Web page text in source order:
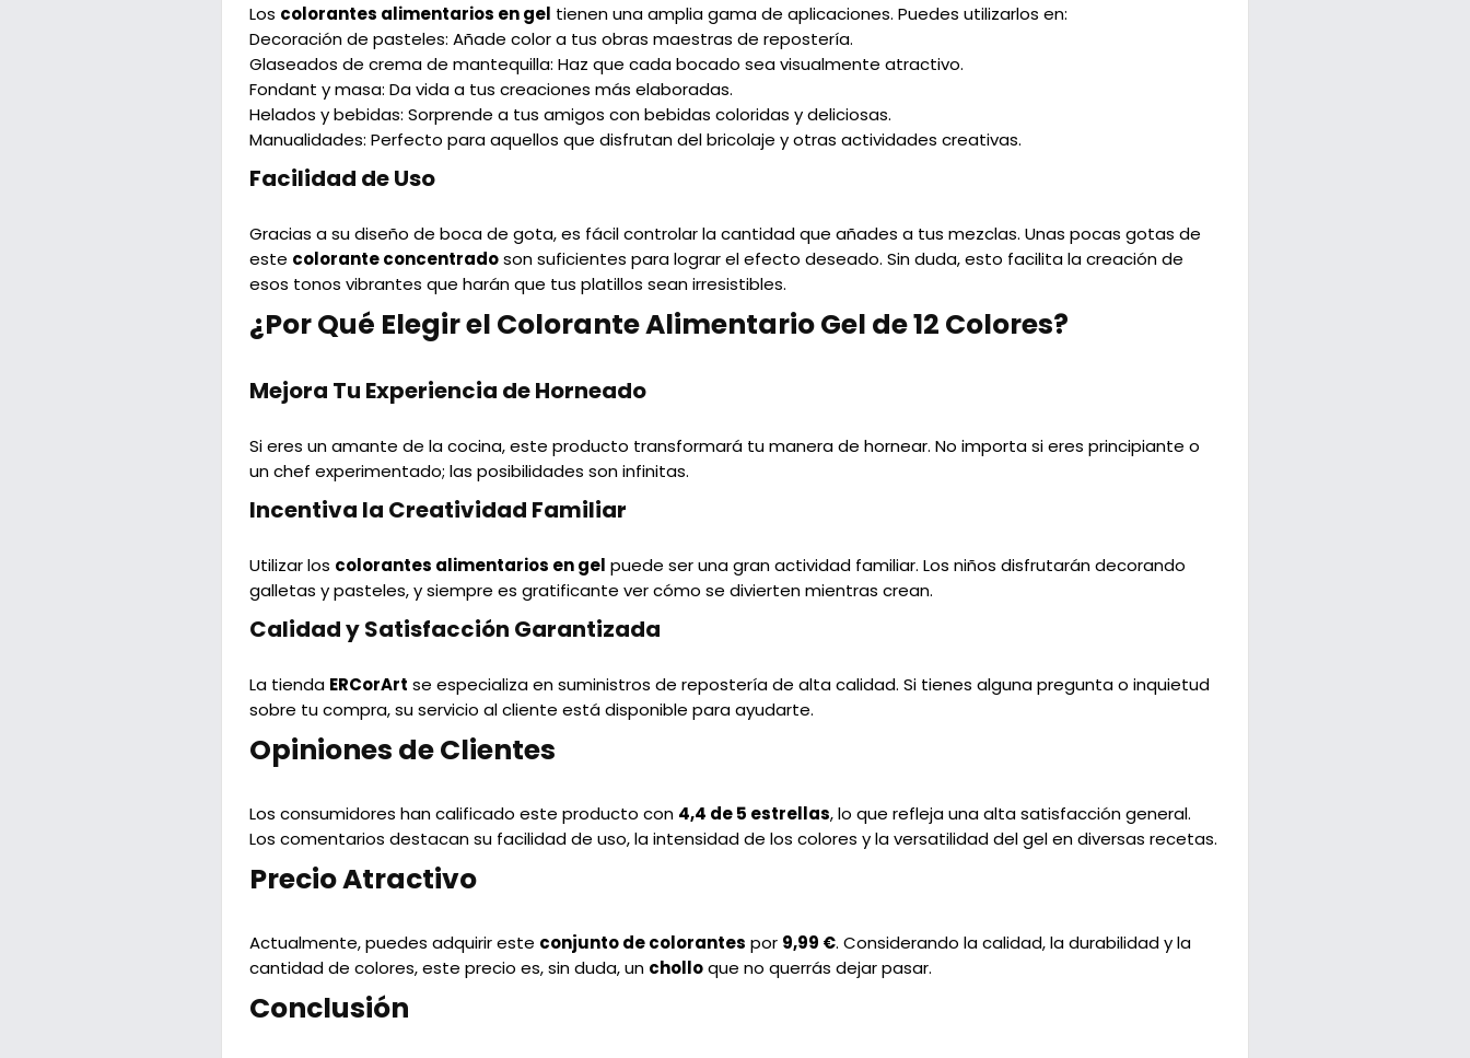
Los colorantes alimentarios en gel tienen una amplia gama de aplicaciones. Puedes utilizarlos en:
Decoración de pasteles: Añade color a tus obras maestras de repostería.
Glaseados de crema de mantequilla: Haz que cada bocado sea visualmente atractivo.
Fondant y masa: Da vida a tus creaciones más elaboradas.
Helados y bebidas: Sorprende a tus amigos con bebidas coloridas y deliciosas.
Manualidades: Perfecto para aquellos que disfrutan del bricolaje y otras actividades creativas.
Facilidad de Uso
Gracias a su diseño de boca de gota, es fácil controlar la cantidad que añades a tus mezclas. Unas pocas gotas de
este colorante concentradoson suficientes para lograr el efecto deseado. Sin duda, esto facilita la creación de
esos tonos vibrantes que harán que tus platillos sean irresistibles.
¿Por Qué Elegir el Colorante Alimentario Gel de 12 Colores?
Mejora Tu Experiencia de Horneado
Si eres un amante de la cocina, este producto transformará tu manera de hornear. No importa si eres principiante o
un chef experimentado; las posibilidades son infinitas.
Incentiva la Creatividad Familiar
Utilizar los colorantes alimentarios en gel puede ser una gran actividad familiar. Los niños disfrutarán decorando
galletas y pasteles, y siempre es gratificante ver cómo se divierten mientras crean.
Calidad y Satisfacción Garantizada
La tienda ERCorArt se especializa en suministros de repostería de alta calidad. Si tienes alguna pregunta o inquietud
sobre tu compra, su servicio al cliente está disponible para ayudarte.
Opiniones de Clientes
Los consumidores han calificado este producto con 4,4 de 5 estrellas, lo que refleja una alta satisfacción general.
Los comentarios destacan su facilidad de uso, la intensidad de los colores y la versatilidad del gel en diversas recetas.
Precio Atractivo
Actualmente, puedes adquirir este conjunto de colorantes por 9,99 €. Considerando la calidad, la durabilidad y la
cantidad de colores, este precio es, sin duda, un cholloque no querrás dejar pasar.
Conclusión